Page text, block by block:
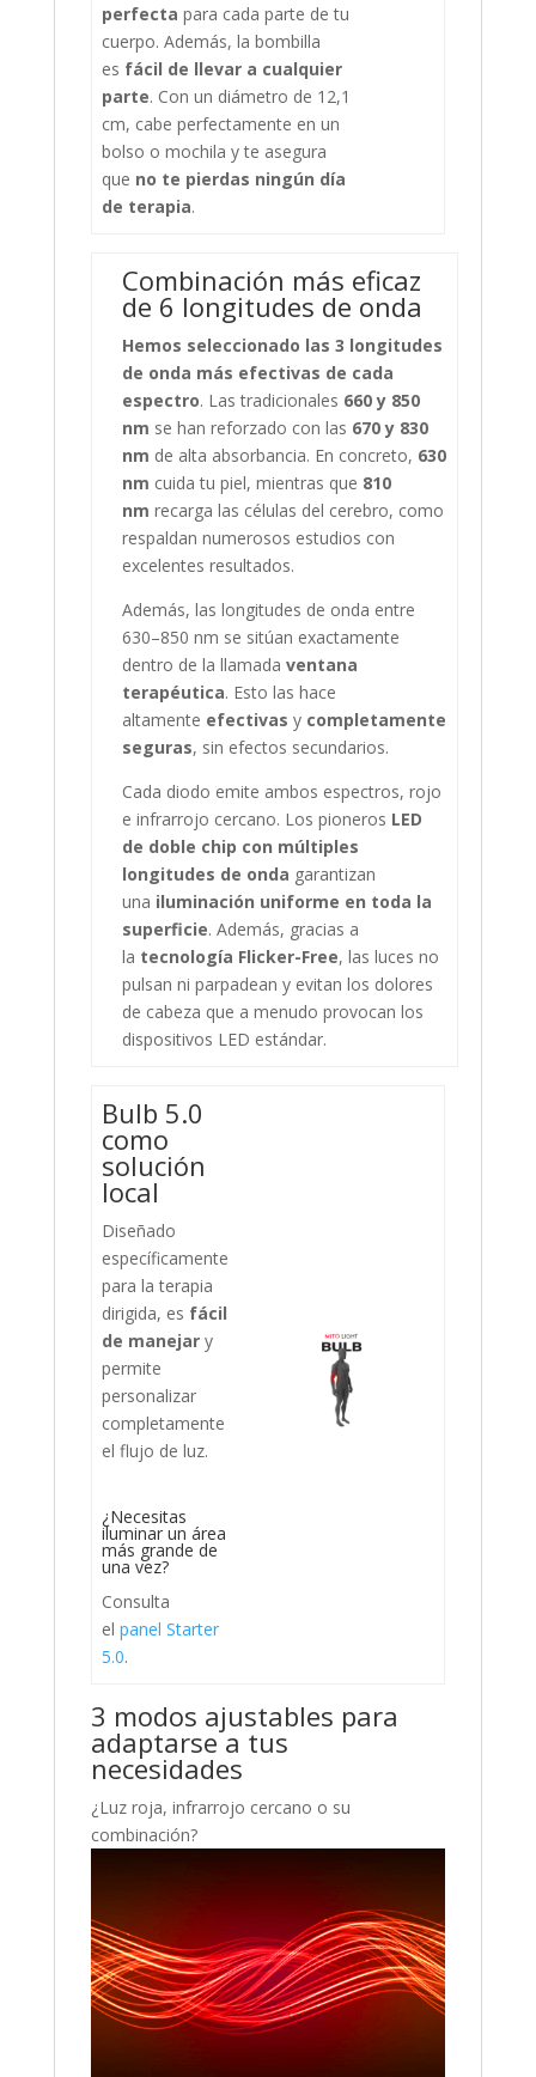
perfecta para cada parte de tu
cuerpo. Además, la bombilla
es fácil de llevar a cualquier
parte. Con un diámetro de 12,1
cm, cabe perfectamente en un
bolso o mochila y te asegura
que no te pierdas ningún día
de terapia.
Combinación más eficaz
de 6 longitudes de onda
Hemos seleccionado las 3 longitudes
de onda más efectivas de cada
espectro. Las tradicionales 660 y 850
nm se han reforzado con las 670 y 830
nm de alta absorbancia. En concreto, 630
nm cuida tu piel, mientras que 810
nm recarga las células del cerebro, como
respaldan numerosos estudios con
excelentes resultados.
Además, las longitudes de onda entre
630–850 nm se sitúan exactamente
dentro de la llamada ventana
terapéutica. Esto las hace
altamente efectivas y completamente
seguras, sin efectos secundarios.
Cada diodo emite ambos espectros, rojo
e infrarrojo cercano. Los pioneros LED
de doble chip con múltiples
longitudes de onda garantizan
una iluminación uniforme en toda la
superficie. Además, gracias a
la tecnología Flicker-Free, las luces no
pulsan ni parpadean y evitan los dolores
de cabeza que a menudo provocan los
dispositivos LED estándar.
Bulb 5.0
como
solución
local
Diseñado
específicamente
para la terapia
dirigida, es fácil
de manejar y
permite
personalizar
completamente
el flujo de luz.
¿Necesitas
iluminar un área
más grande de
una vez?
Consulta
el panel Starter
5.0.
3 modos ajustables para
adaptarse a tus
necesidades
¿Luz roja, infrarrojo cercano o su
combinación?